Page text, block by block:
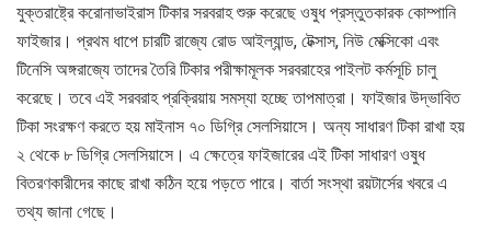
যুক্তরাষ্ট্রে করোনাভাইরাস টিকার সরবরাহ শুরু করেছে ওষুধ প্রস্তুতকারক কোম্পানি
ফাইজার। প্রথম ধাপে চারটি রাজ্যে রোড আইল্যান্ড, টেক্সাস, নিউ মেক্সিকো এবং
টিনেসি অঙ্গরাজ্যে তাদের তৈরি টিকার পরীক্ষামূলক সরবরাহের পাইলট কর্মসূচি চালু
করেছে। তবে এই সরবরাহ প্রক্রিয়ায় সমস্যা হচ্ছে তাপমাত্রা। ফাইজার উদ্ভাবিত
টিকা সংরক্ষণ করতে হয় মাইনাস ৭০ ডিগ্রি সেলসিয়াসে। অন্য সাধারণ টিকা রাখা হয়
২ থেকে ৮ ডিগ্রি সেলসিয়াসে। এ ক্ষেত্রে ফাইজারের এই টিকা সাধারণ ওষুধ
বিতরণকারীদের কাছে রাখা কঠিন হয়ে পড়তে পারে। বার্তা সংস্থা রয়টার্সের খবরে এ
তথ্য জানা গেছে।